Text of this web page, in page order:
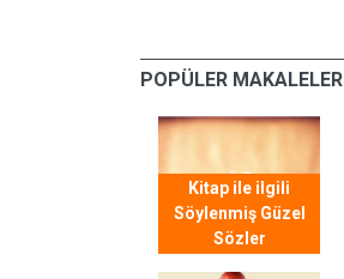
POPÜLER MAKALELER
Kitap ile ilgili
Söylenmiş Güzel
Sözler